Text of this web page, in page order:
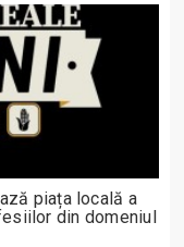
piața locală a
din domeniul